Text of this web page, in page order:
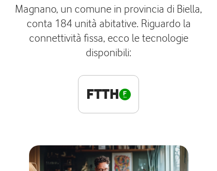
Magnano, un comune in provincia di Biella,
conta 184 unità abitative. Riguardo la
connettività fissa, ecco le tecnologie
disponibili:
FTTH